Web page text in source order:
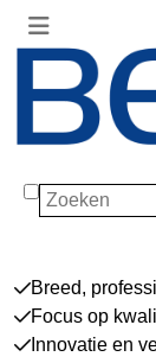
Zoeken
Breed,
Focus op
Innovatie en